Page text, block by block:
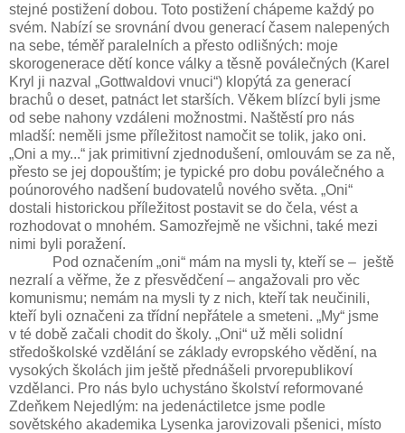
stejné postižení dobou. Toto postižení chápeme každý po
svém. Nabízí se srovnání dvou generací časem nalepených
na sebe, téměř paralelních a přesto odlišných: moje
skorogenerace dětí konce války a těsně poválečných (Karel
Kryl ji nazval „Gottwaldovi vnuci“) klopýtá za generací
brachů o deset, patnáct let starších. Věkem blízcí byli jsme
od sebe nahony vzdáleni možnostmi. Naštěstí pro nás
mladší: neměli jsme příležitost namočit se tolik, jako oni.
„Oni a my...“ jak primitivní zjednodušení, omlouvám se za ně,
přesto se jej dopouštím; je typické pro dobu poválečného a
poúnorového nadšení budovatelů nového světa. „Oni“
dostali historickou příležitost postavit se do čela, vést a
rozhodovat o mnohém. Samozřejmě ne všichni, také mezi
nimi byli poražení.
Pod označením „oni“ mám na mysli ty, kteří se – ještě
nezralí a věřme, že z přesvědčení – angažovali pro věc
komunismu; nemám na mysli ty z nich, kteří tak neučinili,
kteří byli označeni za třídní nepřátele a smeteni. „My“ jsme
v té době začali chodit do školy. „Oni“ už měli solidní
středoškolské vzdělání se základy evropského vědění, na
vysokých školách jim ještě přednášeli prvorepublikoví
vzdělanci. Pro nás bylo uchystáno školství reformované
Zdeňkem Nejedlým: na jedenáctiletce jsme podle
sovětského akademika Lysenka jarovizovali pšenici, místo